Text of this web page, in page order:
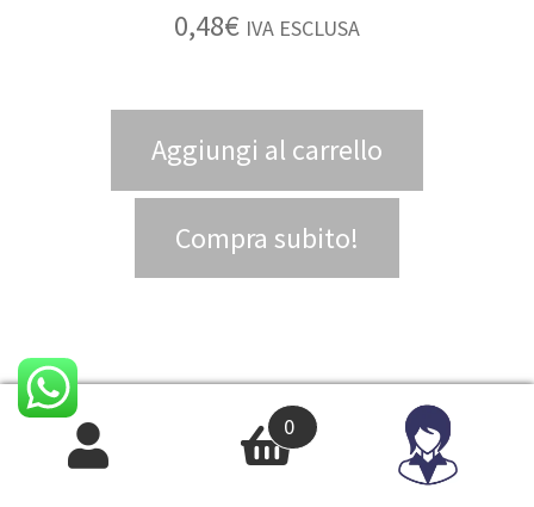
0,48€ IVA ESCLUSA
Aggiungi al carrello
Compra subito!
0